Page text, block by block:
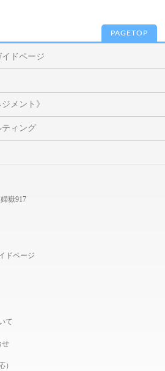
PAGETOP
ドページ
メント》
ィング
嶽917
ドページ
て
せ
）